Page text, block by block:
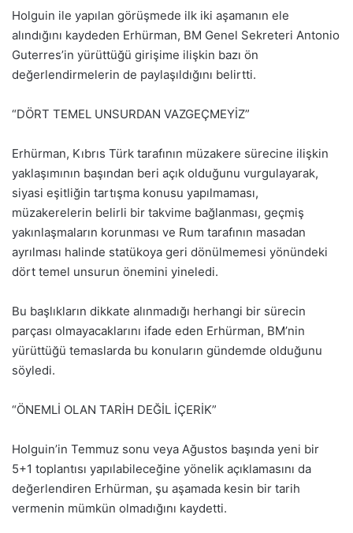
Holguin ile yapılan görüşmede ilk iki aşamanın ele
alındığını kaydeden Erhürman, BM Genel Sekreteri Antonio
Guterres’in yürüttüğü girişime ilişkin bazı ön
değerlendirmelerin de paylaşıldığını belirtti.
“DÖRT TEMEL UNSURDAN VAZGEÇMEYİZ”
Erhürman, Kıbrıs Türk tarafının müzakere sürecine ilişkin
yaklaşımının başından beri açık olduğunu vurgulayarak,
siyasi eşitliğin tartışma konusu yapılmaması,
müzakerelerin belirli bir takvime bağlanması, geçmiş
yakınlaşmaların korunması ve Rum tarafının masadan
ayrılması halinde statükoya geri dönülmemesi yönündeki
dört temel unsurun önemini yineledi.
Bu başlıkların dikkate alınmadığı herhangi bir sürecin
parçası olmayacaklarını ifade eden Erhürman, BM’nin
yürüttüğü temaslarda bu konuların gündemde olduğunu
söyledi.
“ÖNEMLİ OLAN TARİH DEĞİL İÇERİK”
Holguin’in Temmuz sonu veya Ağustos başında yeni bir
5+1 toplantısı yapılabileceğine yönelik açıklamasını da
değerlendiren Erhürman, şu aşamada kesin bir tarih
vermenin mümkün olmadığını kaydetti.